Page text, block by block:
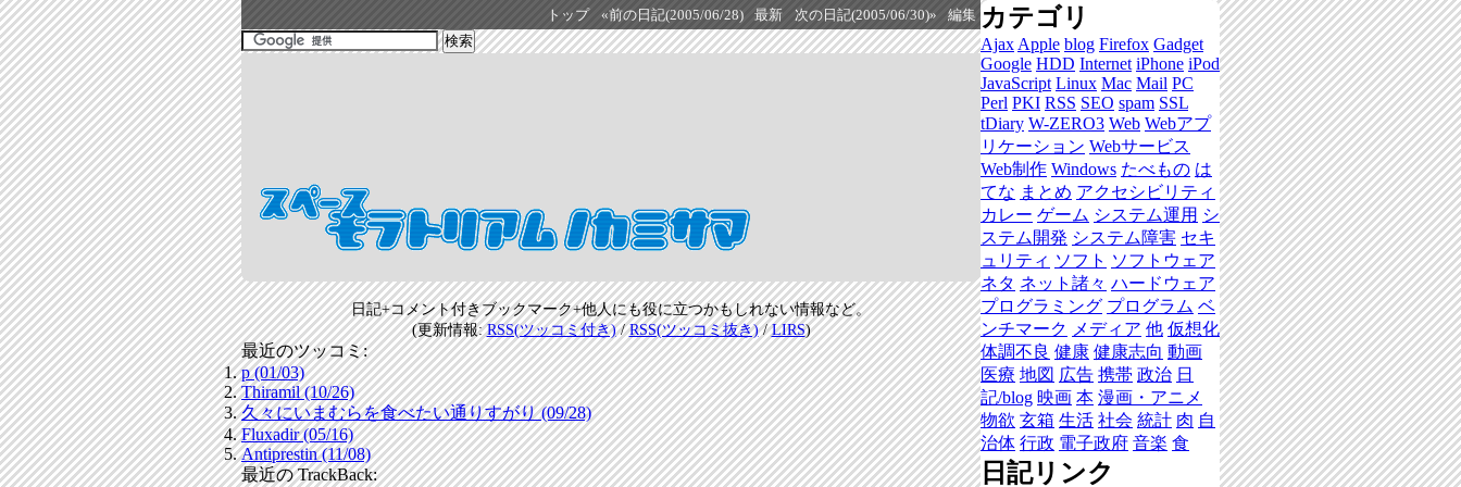
トップ «前の日記(2005/06/28) 最新 次の日記(2005/06/30)» 編集
日記+コメント付きブックマーク+他人にも役に立つかもしれない情報など。
(更新情報:RSS(ツッコミ付き)/RSS(ツッコミ抜き)/LIRS)
最近のツッコミ:
p (01/03)
Thiramil (10/26)
久々にいまむらを食べたい通りすがり (09/28)
Fluxadir (05/16)
Antiprestin (11/08)
最近の TrackBack:
カテゴリ
Ajax Apple blog Firefox Gadget
Google HDD Internet iPhone iPod
JavaScript Linux Mac Mail PC
Perl PKI RSS SEO spam SSL
tDiary W-ZERO3 Web Webアプ
リケーション Webサービス
Web制作 Windows たべもの は
てな まとめ アクセシビリティ
カレー ゲーム システム運用 シ
ステム開発 システム障害 セキ
ュリティ ソフト ソフトウェア
ネタ ネット諸々 ハードウェア
プログラミング プログラム ベ
ンチマーク メディア 他 仮想化
体調不良 健康 健康志向 動画
医療 地図 広告 携帯 政治 日
記/blog 映画 本 漫画・アニメ
物欲 玄箱 生活 社会 統計 肉 自
治体 行政 電子政府 音楽 食
日記リンク